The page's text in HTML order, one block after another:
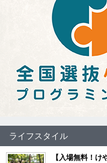
ライフスタイル
【入場無料！